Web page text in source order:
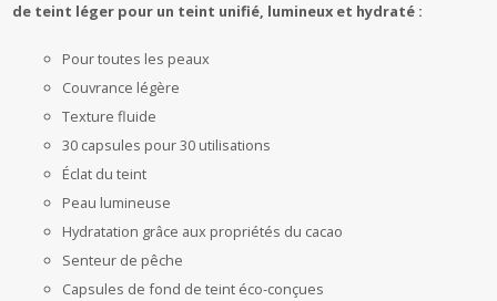
de teint léger pour un teint unifié, lumineux et hydraté :
Pour toutes les peaux
Couvrance légère
Texture fluide
30 capsules pour 30 utilisations
Éclat du teint
Peau lumineuse
Hydratation grâce aux propriétés du cacao
Senteur de pêche
Capsules de fond de teint éco-conçues